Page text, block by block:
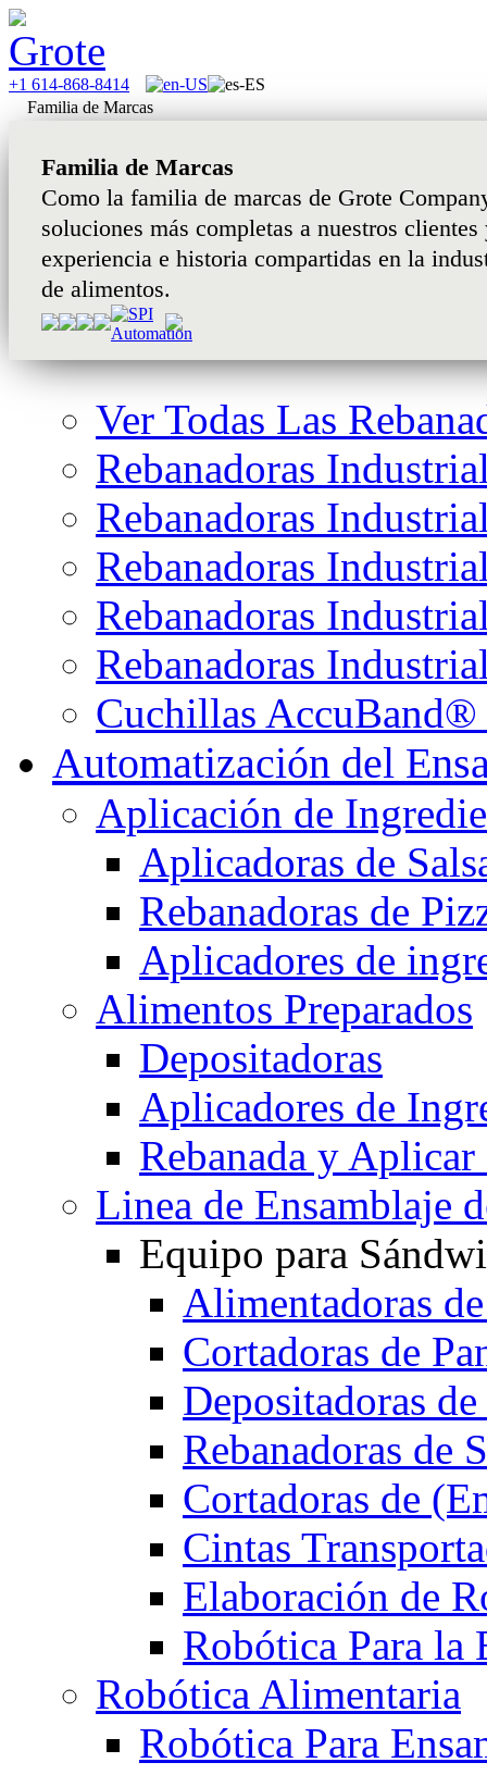
+1 614-868-8414
Familia de Marcas
Familia de Marcas
Como la familia de marcas de Grote
soluciones más completas a nuestros
experiencia e historia compartidas en la
de alimentos.
Ver Todas Las
Rebanadoras
Rebanadoras
Rebanadoras
Rebanadoras
Rebanadoras
Cuchillas AccuBand®
Automatización del
Aplicación de
Aplicadoras de
Rebanadoras de
Aplicadores de
Alimentos Preparados
Depositadoras
Aplicadores de
Rebanada y Aplicar
Linea de Ensamblaje
Equipo para
Alimentadoras
Cortadoras de
Depositadoras
Rebanadoras de
Cortadoras de
Cintas
Elaboración de
Robótica Para la
Robótica Alimentaria
Robótica Para